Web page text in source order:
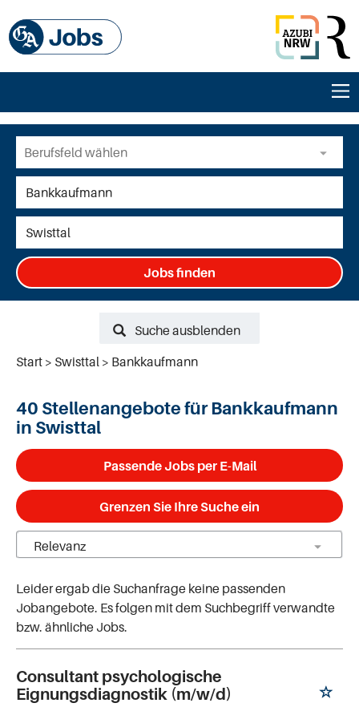
Jobs finden
Suche ausblenden
Start
Swisttal Bankkaufmann
40 Stellenangebote für Bankkaufmann
in Swisttal
Passende Jobs per E-Mail
Grenzen Sie Ihre Suche ein
Leider ergab die Suchanfrage keine passenden
Jobangebote. Es folgen mit dem Suchbegriff verwandte
bzw. ähnliche Jobs.
Consultant psychologische
Eignungsdiagnostik (m/w/d)